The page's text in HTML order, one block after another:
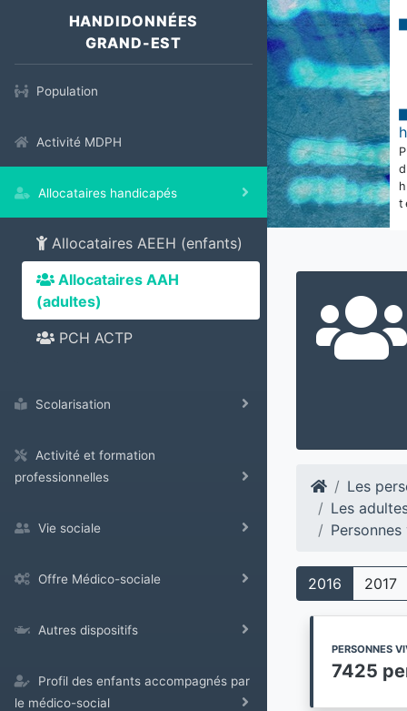
HANDIDONNÉES
GRAND-EST
Population
Activité MDPH
Allocataires handicapés
Allocataires AEEH (enfants)
Allocataires AAH
(adultes)
PCH ACTP
Scolarisation
Activité et formation
professionnelles
Vie sociale
Offre Médico-sociale
Autres dispositifs
Profil des enfants accompagnés par
le médico-social
Les
Les
2016 2017
PERSONNES
7425